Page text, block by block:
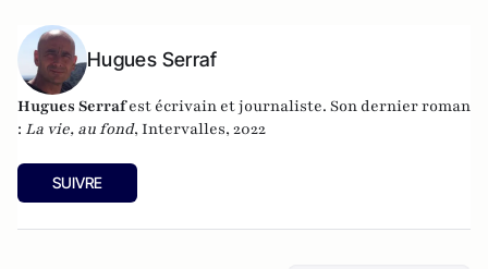
Hugues Serraf
Hugues Serrafest écrivain et journaliste. Son dernier roman
: La vie, au fond, Intervalles, 2022
SUIVRE